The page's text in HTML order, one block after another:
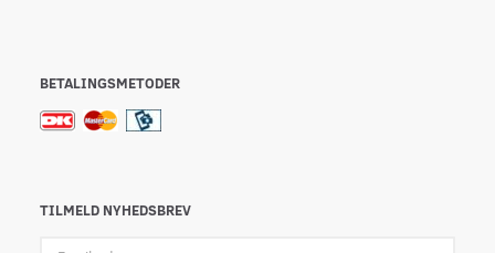
BETALINGSMETODER
TILMELD NYHEDSBREV